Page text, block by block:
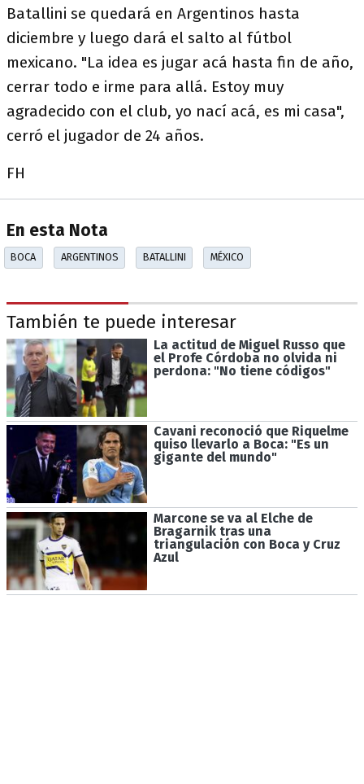
Batallini se quedará en Argentinos hasta
diciembre y luego dará el salto al fútbol
mexicano. "La idea es jugar acá hasta fin de año,
cerrar todo e irme para allá. Estoy muy
agradecido con el club, yo nací acá, es mi casa",
cerró el jugador de 24 años.
FH
En esta Nota
BOCA ARGENTINOS BATALLINI MÉXICO
También te puede interesar
La actitud de Miguel Russo que
el Profe Córdoba no olvida ni
perdona: "No tiene códigos"
Cavani reconoció que Riquelme
quiso llevarlo a Boca: "Es un
gigante del mundo"
Marcone se va al Elche de
Bragarnik tras una
triangulación con Boca y Cruz
Azul